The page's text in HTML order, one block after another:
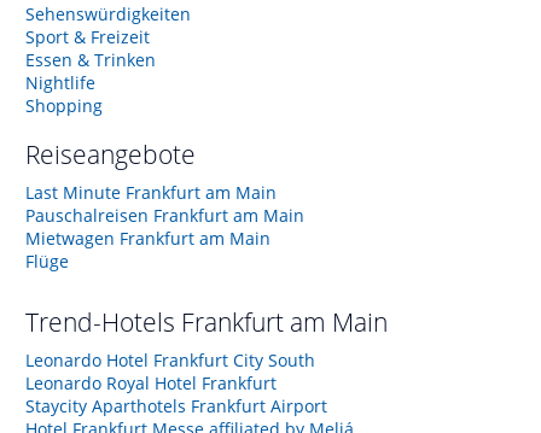
Sehenswürdigkeiten
Sport & Freizeit
Essen & Trinken
Nightlife
Shopping
Reiseangebote
Last Minute Frankfurt am Main
Pauschalreisen Frankfurt am Main
Mietwagen Frankfurt am Main
Flüge
Trend-Hotels Frankfurt am Main
Leonardo Hotel Frankfurt City South
Leonardo Royal Hotel Frankfurt
Staycity Aparthotels Frankfurt Airport